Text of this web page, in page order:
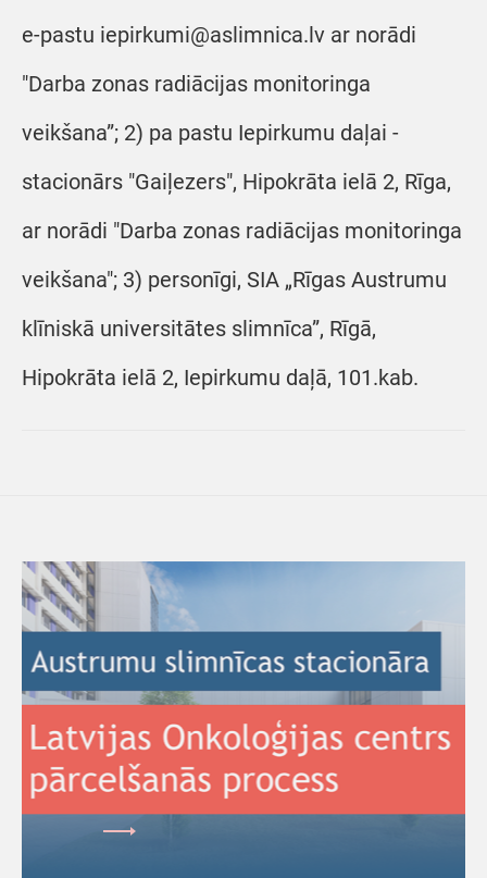
e-pastu iepirkumi@aslimnica.lv ar norādi
"Darba zonas radiācijas monitoringa
veikšana”; 2) pa pastu Iepirkumu daļai -
stacionārs "Gaiļezers", Hipokrāta ielā 2, Rīga,
ar norādi "Darba zonas radiācijas monitoringa
veikšana"; 3) personīgi, SIA „Rīgas Austrumu
klīniskā universitātes slimnīca”, Rīgā,
Hipokrāta ielā 2, Iepirkumu daļā, 101.kab.